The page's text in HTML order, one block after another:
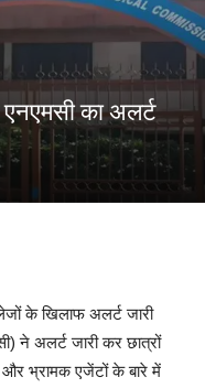
का अलर्ट
के खिलाफ अलर्ट जारी
ने अलर्ट जारी कर छात्रों
भ्रामक एजेंटों के बारे में